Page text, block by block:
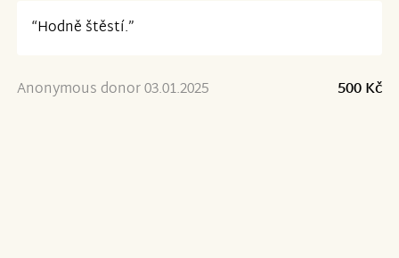
“Hodně štěstí.”
Anonymous donor 03.01.2025 500 Kč